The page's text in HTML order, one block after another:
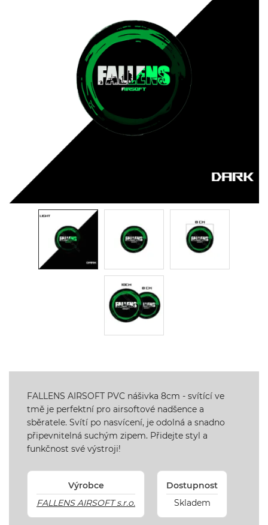
FALLENS AIRSOFT PVC nášivka 8cm - svítící ve
tmě je perfektní pro airsoftové nadšence a
sběratele. Svítí po nasvícení, je odolná a snadno
připevnitelná suchým zipem. Přidejte styl a
funkčnost své výstroji!
Výrobce
FALLENS AIRSOFT s.r.o.
Dostupnost
Skladem